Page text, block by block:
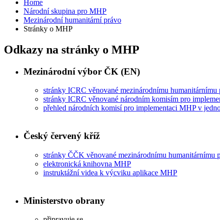
Home
Národní skupina pro MHP
Mezinárodní humanitární právo
Stránky o MHP
Odkazy na stránky o MHP
Mezinárodní výbor ČK (EN)
stránky ICRC věnované mezinárodnímu humanitárnímu
stránky ICRC věnované národním komisím pro
přehled národních komisí pro implementaci MHP v
Český červený kříž
stránky ČČK věnované mezinárodnímu humanitárnímu
elektronická knihovna MHP
instruktážní videa k výcviku aplikace MHP
Ministerstvo obrany